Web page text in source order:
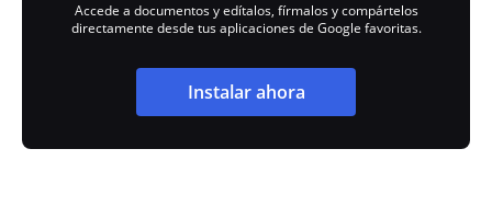
Accede a documentos y edítalos, fírmalos y compártelos
directamente desde tus aplicaciones de Google favoritas.
Instalar ahora